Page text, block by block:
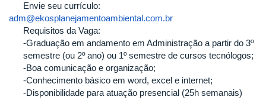
Envie seu currículo:
adm@ekosplanejamentoambiental.com.br
Requisitos da Vaga:
-Graduação em andamento em Administração a partir do 3º
semestre (ou 2º ano) ou 1º semestre de cursos tecnólogos;
-Boa comunicação e organização;
-Conhecimento básico em word, excel e internet;
-Disponibilidade para atuação presencial (25h semanais)